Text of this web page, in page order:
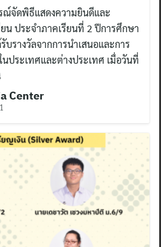
ณ์จัดพิธีแสดงความยินดีและ
น ประจำภาคเรียนที่ 2 ปีการศึกษา
บรางวัลจากการนำเสนอและการ
นประเทศและต่างประเทศ เมื่อวันที่
Center